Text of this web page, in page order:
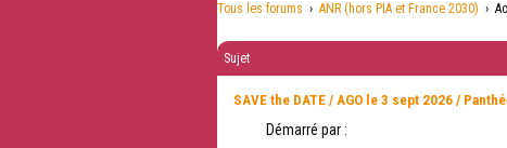
Tous les forums › ANR (hors PIA et France 2030) ›
Sujet
SAVE the DATE / AGO le 3 sept 2026 /
Démarré par :